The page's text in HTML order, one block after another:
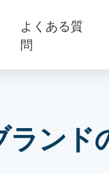
よくある質
問
ンド